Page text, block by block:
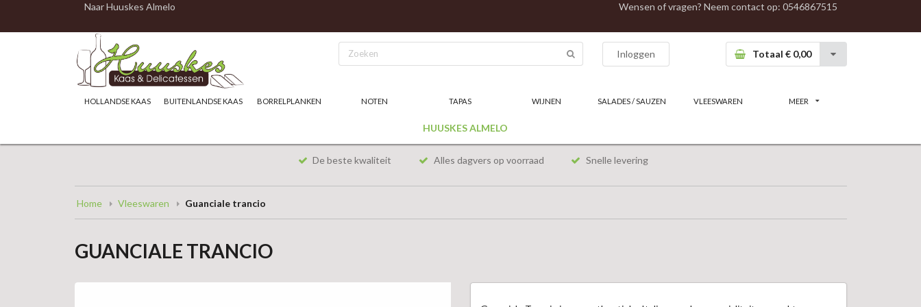
Naar Huuskes Almelo Wensen of vragen? Neem contact op: 0546867515
Inloggen Totaal € 0,00
HOLLANDSE KAAS BUITENLANDSE KAAS BORRELPLANKEN NOTEN TAPAS WIJNEN SALADES / SAUZEN VLEESWAREN MEER
HUUSKES ALMELO
De beste kwaliteit Alles dagvers op voorraad Snelle levering
Home Vleeswaren Guanciale trancio
GUANCIALE TRANCIO